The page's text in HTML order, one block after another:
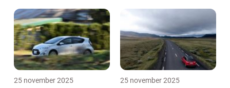
25 november 2025 25 november 2025